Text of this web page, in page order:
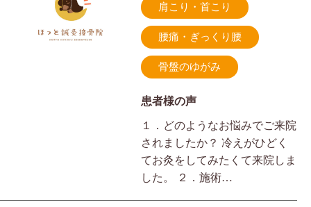
肩こり・首こり
腰痛・ぎっくり腰
骨盤のゆがみ
患者様の声
１．どのようなお悩みでご来院
されましたか？ 冷えがひどく
てお灸をしてみたくて来院しま
した。 ２．施術…